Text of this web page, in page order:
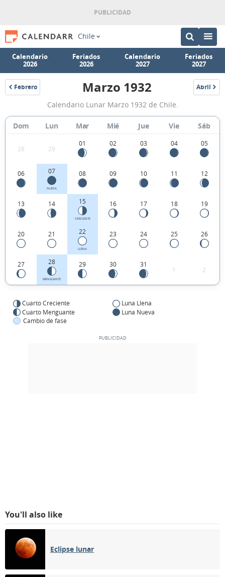
Chile
Calendario
2026
Feriados
2026
Calendario
2027
Feriados
2027
Febrero
1932
Calendario
Lunar
Marzo
de
Chile.
Marzo 1932 Abril
1932
Calendario Lunar Marzo 1932 de Chile.
Dom Lun Mar Mié Jue Vie Sáb
28 29
01 02 03 04 05
06 07
NUEVA
08 09 10 11 12
13 14 15
CRECIENTE
16 17 18 19
20 21 22
LLENA
23 24 25 26
27 28
MENGUANTE
29 30 31
1 2
Cuarto Creciente
Luna Llena
Cuarto Menguante
Luna Nueva
Cambio de fase
You'll also like
Eclipse lunar